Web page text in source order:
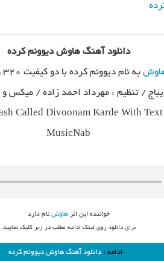
دانلود آهنگ هاوش دیوونم کرده
به نام دیوونم کرده با دو کیفیت ۳۲۰ و ۱۲۸ + متن آهنگ از
/ تنظیم : مهرداد احمد زاده / میکس و
Called Divoonam Karde With
MusicNab
خواننده این اثرهاوش نام دارد
برای دانلود روی لینک ادامه مطلب در زیر کلیک نمایید.
ادامه :دانلود آهنگ هاوش دیوونم کرده